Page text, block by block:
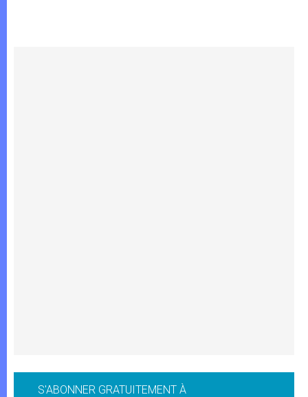
S'ABONNER GRATUITEMENT À